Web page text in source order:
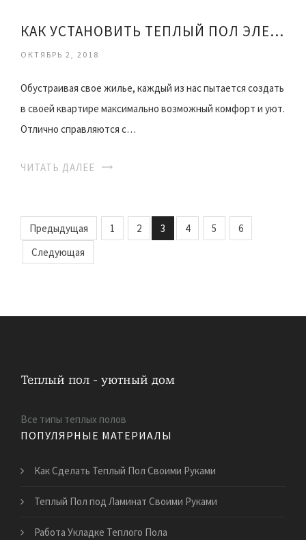
КАК УСТАНОВИТЬ ТЕПЛЫЙ ПОЛ ЭЛЕКТРИЧЕСКИЙ
ОКТЯБРЬ 2, 2018
Обустраивая свое жилье, каждый из нас пытается создать
в своей квартире максимально возможный комфорт и уют.
Отлично справляются с…
ЧИТАТЬ ДАЛЕЕ
Предыдущая 1 2 3 4 5
6
Следующая
Все типы теплых полов
ПОПУЛЯРНЫЕ МАТЕРИАЛЫ
Как Сделать Теплый Пол Своими Руками
Теплый Пол под Ламинат Своими Руками
Работа Укладке Теплого Пола